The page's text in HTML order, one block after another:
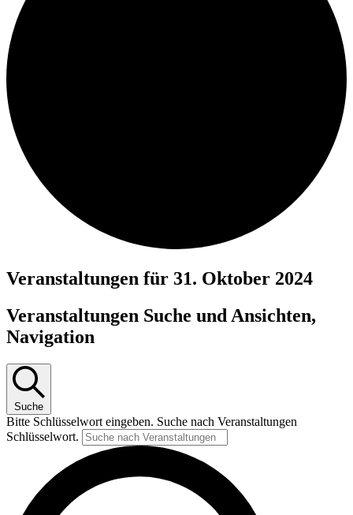
Veranstaltungen für 31. Oktober 2024
Veranstaltungen Suche und Ansichten,
Navigation
Suche
Bitte Schlüsselwort eingeben. Suche nach Veranstaltungen
Schlüsselwort.